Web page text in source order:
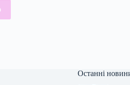
Останні